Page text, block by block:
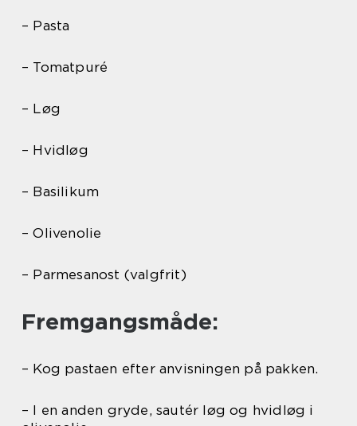
– Pasta
– Tomatpuré
– Løg
– Hvidløg
– Basilikum
– Olivenolie
– Parmesanost (valgfrit)
Fremgangsmåde:
– Kog pastaen efter anvisningen på pakken.
– I en anden gryde, sautér løg og hvidløg i